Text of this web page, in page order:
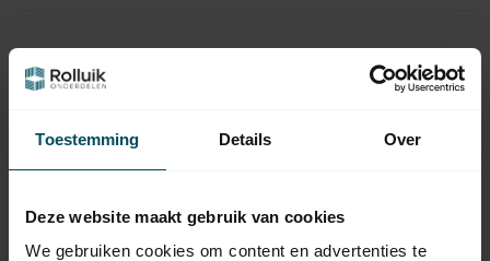
Toestemming Details Over
Deze website maakt gebruik van cookies
We gebruiken cookies om content en advertenties te
Hulp nodig bij het maken van een
Vraag het de expert